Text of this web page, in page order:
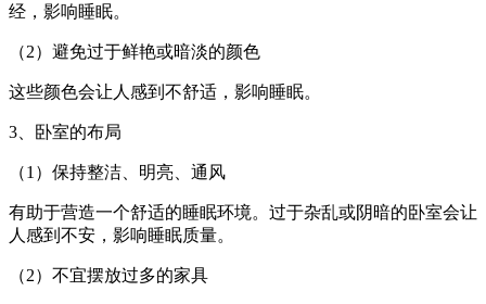
经，影响睡眠。
（2）避免过于鲜艳或暗淡的颜色
这些颜色会让人感到不舒适，影响睡眠。
3、卧室的布局
（1）保持整洁、明亮、通风
有助于营造一个舒适的睡眠环境。过于杂乱或阴暗的卧室会让
人感到不安，影响睡眠质量。
（2）不宜摆放过多的家具